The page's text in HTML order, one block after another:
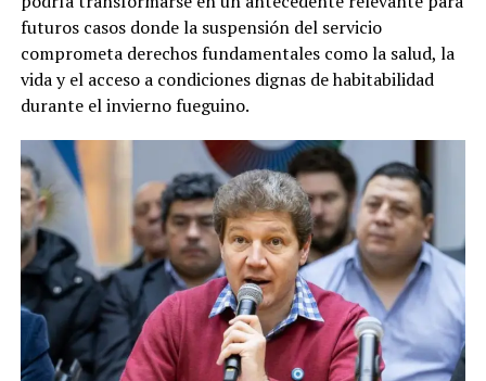
futuros casos donde la suspensión del servicio
comprometa derechos fundamentales como la salud, la
vida y el acceso a condiciones dignas de habitabilidad
durante el invierno fueguino.